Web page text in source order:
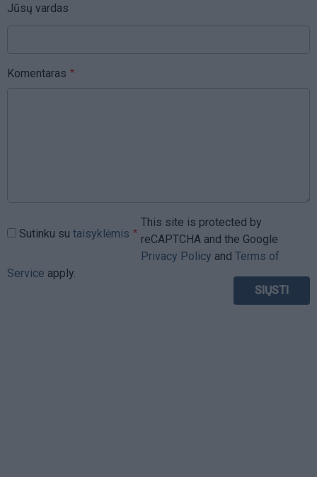
Jūsų vardas
Komentaras
Sutinku su taisyklėmis
This site is protected by
reCAPTCHA and the Google
Privacy Policy and Terms of
Service apply.